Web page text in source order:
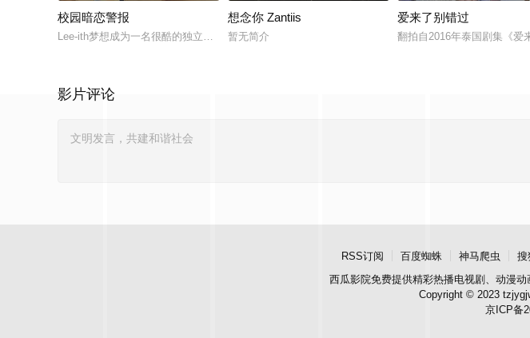
校园暗恋警报
Lee-ith梦想成为一名很酷的独立摇滚音乐家。因为他完全不重视学习，他的母亲把他送到了一所新学
想念你 Zantiis
暂无简介
爱来了别错过
翻拍自2016年泰国剧集《爱
影片评论
RSS订阅 百度蜘蛛 神马爬虫 搜
西瓜影院免费提供精彩热播电视剧、动漫
Copyright © 2023
京ICP备